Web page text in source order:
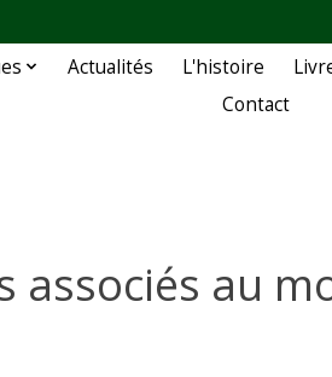
Actualités L'histoire
Contact
associés au